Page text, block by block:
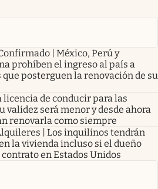
| México, Perú y
prohíben el ingreso al país a
posterguen la renovación de su
licencia de conducir para las
validez será menor y desde ahora
renovarla como siempre
| Los inquilinos tendrán
la vivienda incluso si el dueño
en Estados Unidos